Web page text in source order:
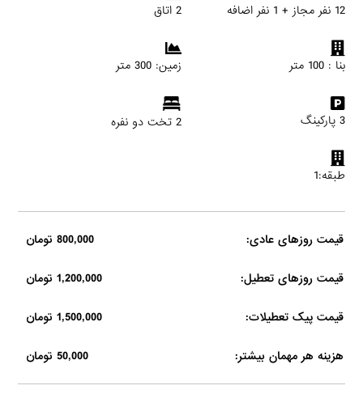
12 نفر مجاز + 1 نفر اضافه 2 اتاق
بنا : 100 متر زمین: 300 متر
3 پارکینگ 2 تخت دو نفره
طبقه:1
قیمت روزهای عادی: 800,000 تومان
قیمت روزهای تعطیل: 1,200,000 تومان
قیمت پیک تعطیلات: 1,500,000 تومان
هزینه هر مهمان بیشتر: 50,000 تومان